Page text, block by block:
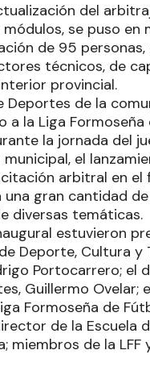
del
se puso en
de 95
técnicos, de
provincial.
Deportes de la
a la Liga Formoseña
la jornada del
el
arbitral en el
gran cantidad
diversas temáticas.
estuvieron
Deporte, Cultura y
Portocarrero; el
Guillermo Ovelar;
Formoseña de
de la Escuela
miembros de la LFF